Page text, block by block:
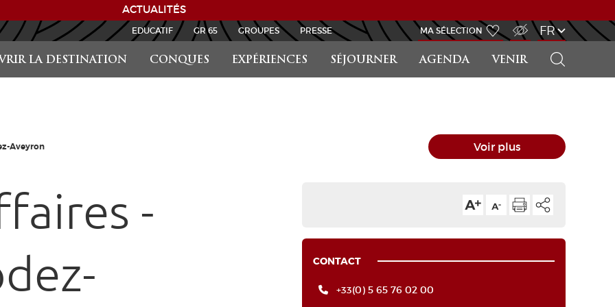
ACTUALITÉS
LA DESTINATION CONQUES EXPÉRIENCES SÉJOURNER AGENDA VENIR
EDUCATIF GR 65 GROUPES PRESSE MA SÉLECTION FR
Aveyron Voir plus
-
CONTACT
+33(0) 5 65 76 02 00